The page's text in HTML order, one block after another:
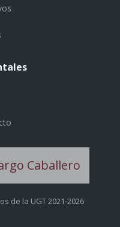
de la UGT 2021-2026